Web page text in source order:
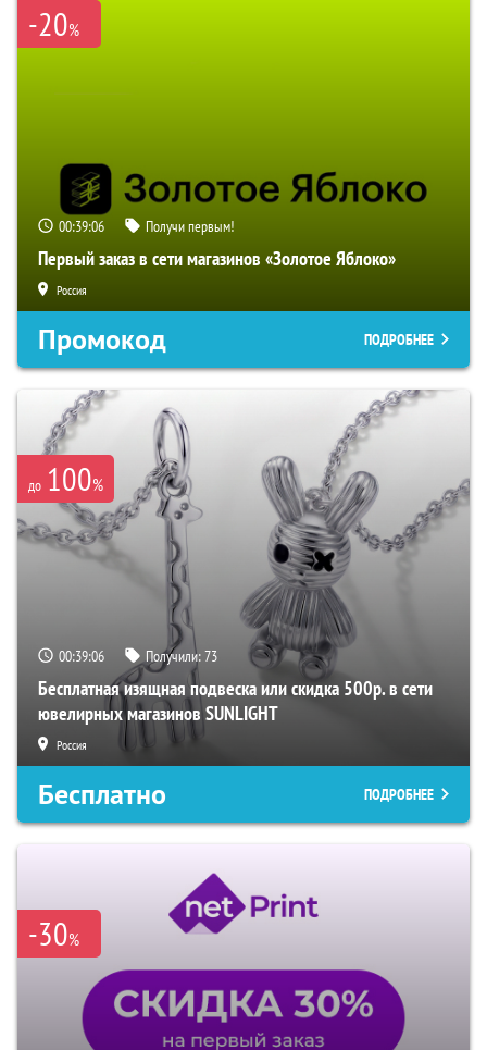
-20%
00:39:05 Получи первым!
Первый заказ в сети магазинов «Золотое Яблоко»
Россия
Промокод ПОДРОБНЕЕ
до 100%
00:39:05 Получили:73
Бесплатная изящная подвеска или скидка 500р. в сети
ювелирных магазинов SUNLIGHT
Россия
Бесплатно ПОДРОБНЕЕ
-30%